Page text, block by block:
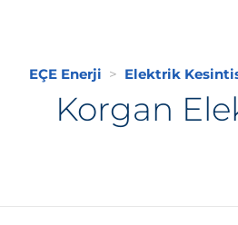
EÇE Enerji Elektrik
Korgan